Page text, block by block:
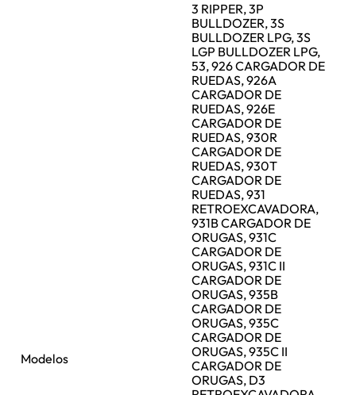
Modelos
3 RIPPER, 3P
BULLDOZER, 3S
BULLDOZER LPG, 3S
LGP BULLDOZER LPG,
53, 926 CARGADOR DE
RUEDAS, 926A
CARGADOR DE
RUEDAS, 926E
CARGADOR DE
RUEDAS, 930R
CARGADOR DE
RUEDAS, 930T
CARGADOR DE
RUEDAS, 931
RETROEXCAVADORA,
931B CARGADOR DE
ORUGAS, 931C
CARGADOR DE
ORUGAS, 931C II
CARGADOR DE
ORUGAS, 935B
CARGADOR DE
ORUGAS, 935C
CARGADOR DE
ORUGAS, 935C II
CARGADOR DE
ORUGAS, D3